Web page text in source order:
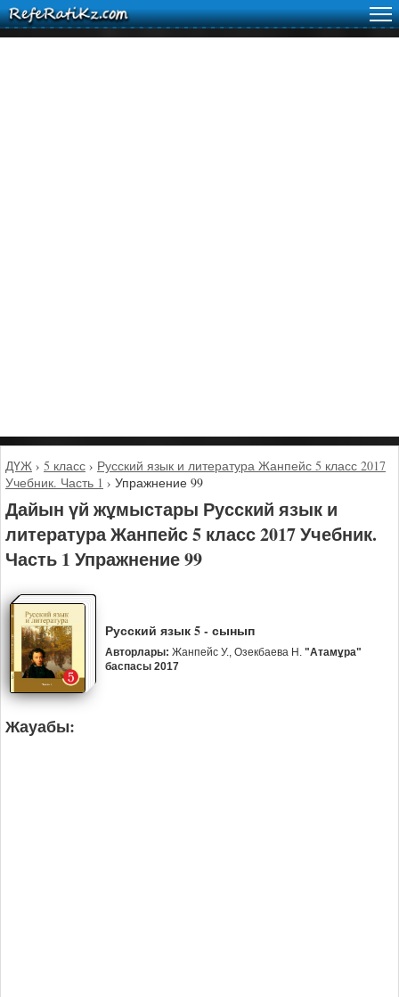
ДҮЖ › 5 класс › Русский язык и литература Жанпейс 5 класс 2017
Учебник. Часть 1 › Упражнение 99
Дайын үй жұмыстары Русский язык и
литература Жанпейс 5 класс 2017 Учебник.
Часть 1 Упражнение 99
Русский язык 5 - сынып
Авторлары: Жанпейс У., Озекбаева Н. "Атамұра"
баспасы 2017
Жауабы: